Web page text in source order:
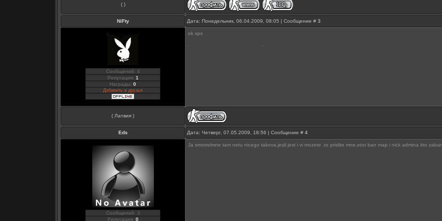
( )
NiFty Дата: Понедельник, 06.04.2009, 08:05 | Сообщение # 3
Сообщений: 4
Репутация: 1
Награды: 0
Добавить в друзья
ok sps
( Латвия )
Eds Дата: Четверг, 07.05.2009, 18:56 | Сообщение # 4
Сообщений: 3
Репутация: 0
Ja smotrelmne tam netu nicego takova,jesli jest i vi mozete ,to prislite mne,etot ban map i nick admina kto